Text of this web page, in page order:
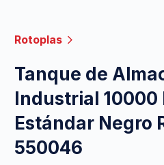
Rotoplas
Tanque de
Industrial 10000
Estándar Negro
550046